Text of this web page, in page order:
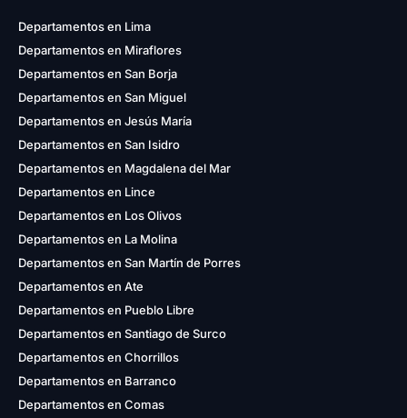
Departamentos en Lima
Departamentos en Miraflores
Departamentos en San Borja
Departamentos en San Miguel
Departamentos en Jesús María
Departamentos en San Isidro
Departamentos en Magdalena del Mar
Departamentos en Lince
Departamentos en Los Olivos
Departamentos en La Molina
Departamentos en San Martín de Porres
Departamentos en Ate
Departamentos en Pueblo Libre
Departamentos en Santiago de Surco
Departamentos en Chorrillos
Departamentos en Barranco
Departamentos en Comas